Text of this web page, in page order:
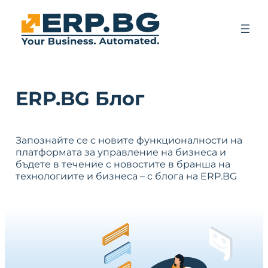
ERP.BG Блог
Запознайте се с новите функционалности на
платформата за управление на бизнеса и
бъдете в течение с новостите в бранша на
технологиите и бизнеса – с блога на ERP.BG